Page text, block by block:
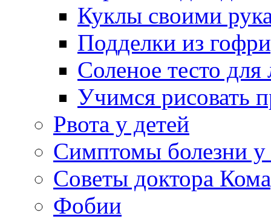
Куклы своими
Подделки из
Соленое тесто для
Учимся рисовать
Рвота у детей
Симптомы болезни у
Советы доктора
Фобии